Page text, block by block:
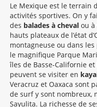
Le Mexique est le terrain
activités sportives. On y
des balades à chevalou à
hauts plateaux de l’état
montagneuse ou dans
le magnifique Parque
îles de Basse-Californie
peuvent se visiter en
Veracruz et Oaxaca sont
de surf y sont nombreux,
Sayulita. La richesse de